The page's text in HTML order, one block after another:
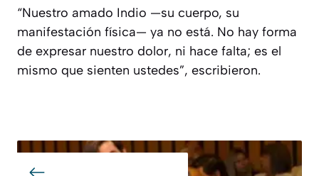
“Nuestro amado Indio —su cuerpo, su
manifestación física— ya no está. No hay forma
de expresar nuestro dolor, ni hace falta; es el
mismo que sienten ustedes”, escribieron.